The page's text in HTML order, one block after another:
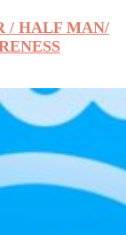
/ HALF MAN/